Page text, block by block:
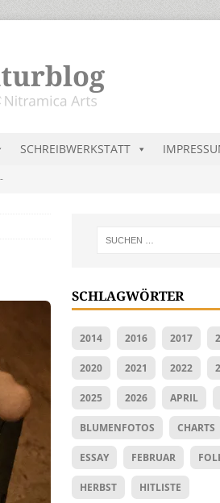
SCHREIBWERKSTATT
SCHLAGWÖRTER
2014 2016 2017
2020 2021 2022
2025 2026 APRIL
BLUMENFOTOS CHARTS
ESSAY FEBRUAR
HERBST HITLISTE